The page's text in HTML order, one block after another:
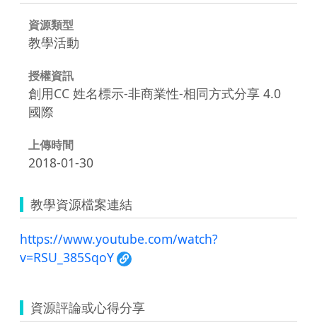
資源類型
教學活動
授權資訊
創用CC 姓名標示-非商業性-相同方式分享 4.0
國際
上傳時間
2018-01-30
教學資源檔案連結
https://www.youtube.com/watch?
v=RSU_385SqoY
資源評論或心得分享